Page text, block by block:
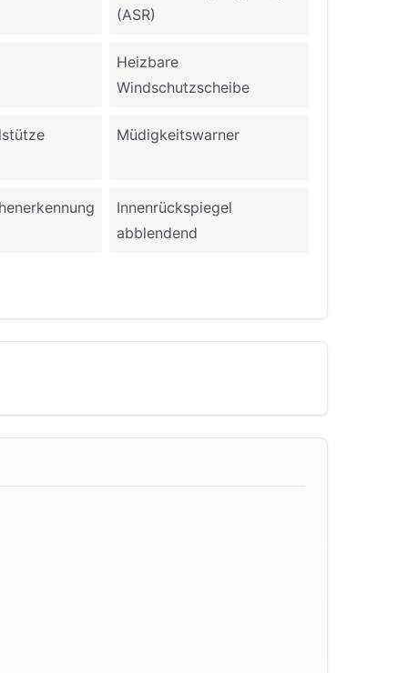
(ASR)
Heizbare
Windschutzscheibe
Müdigkeitswarner
Innenrückspiegel
abblendend